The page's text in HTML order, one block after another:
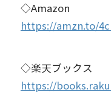
◇Amazon
https://amzn.to/
◇楽天ブックス
https://